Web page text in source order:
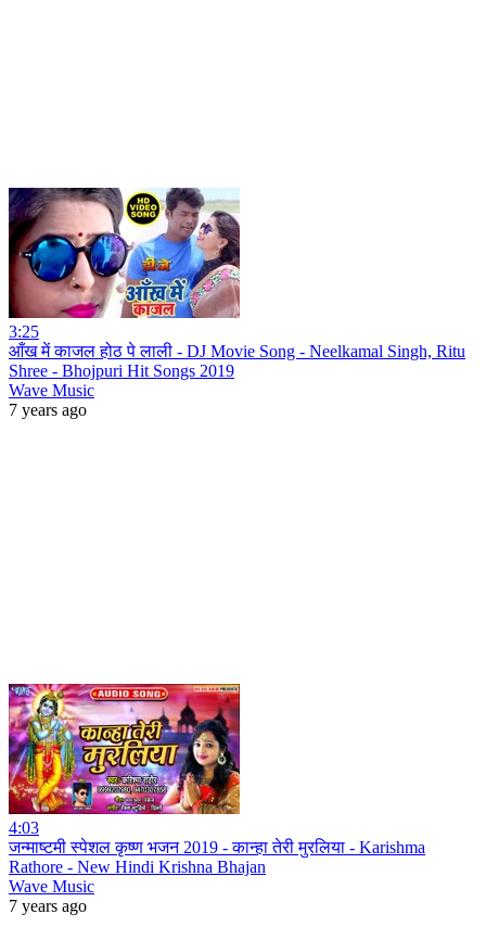
3:25
आँख में काजल होठ पे लाली - DJ Movie Song - Neelkamal Singh, Ritu
Shree - Bhojpuri Hit Songs 2019
Wave Music
7 years ago
4:03
जन्माष्टमी स्पेशल कृष्ण भजन 2019 - कान्हा तेरी मुरलिया - Karishma
Rathore - New Hindi Krishna Bhajan
Wave Music
7 years ago